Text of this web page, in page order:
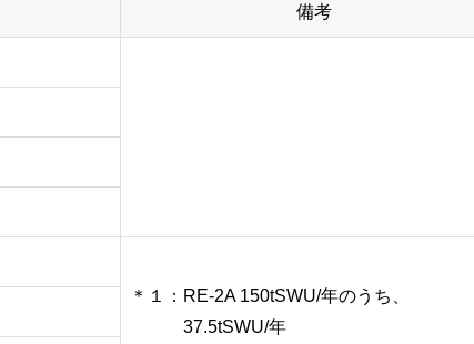
備考
＊１：RE-2A 150tSWU/年のうち、
37.5tSWU/年